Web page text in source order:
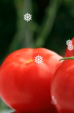
❅
❅
❅